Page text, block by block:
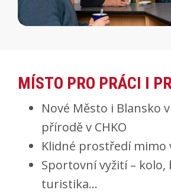
MÍSTO PRO PRÁCI I
Nové Město i Blansko
přírodě v CHKO
Klidné prostředí mimo
Sportovní vyžití – kolo,
turistika…